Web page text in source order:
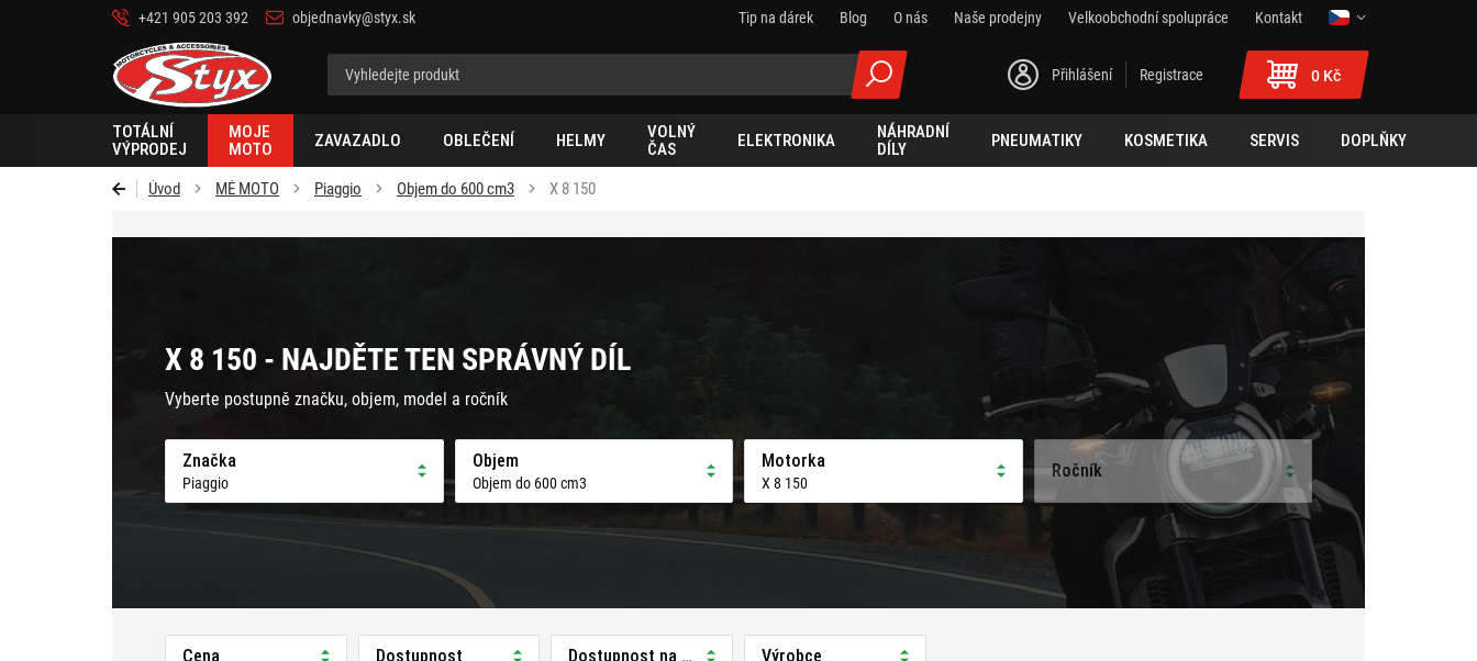
+421 905 203 392 objednavky@styx.sk Tip na dárek Blog O nás Naše prodejny Velkoobchodní spolupráce
Kontakt
Styx-
cz
Přihlášení Registrace 0 Kč
TOTÁLNÍ
VÝPRODEJ
MOJE
MOTO
ZAVAZADLO OBLEČENÍ HELMY
VOLNÝ
ČAS
ELEKTRONIKA
NÁHRADNÍ
DÍLY
PNEUMATIKY KOSMETIKA SERVIS DOPLŇKY
Úvod MÉ MOTO Piaggio Objem do 600 cm3 X 8 150
X 8 150 - NAJDĚTE TEN SPRÁVNÝ DÍL
Vyberte postupně značku, objem, model a ročník
Značka
Piaggio
Objem
Objem do 600 cm3
Motorka
X 8 150
Ročník
Cena Dostupnost Dostupnost na prodejně Výrobce